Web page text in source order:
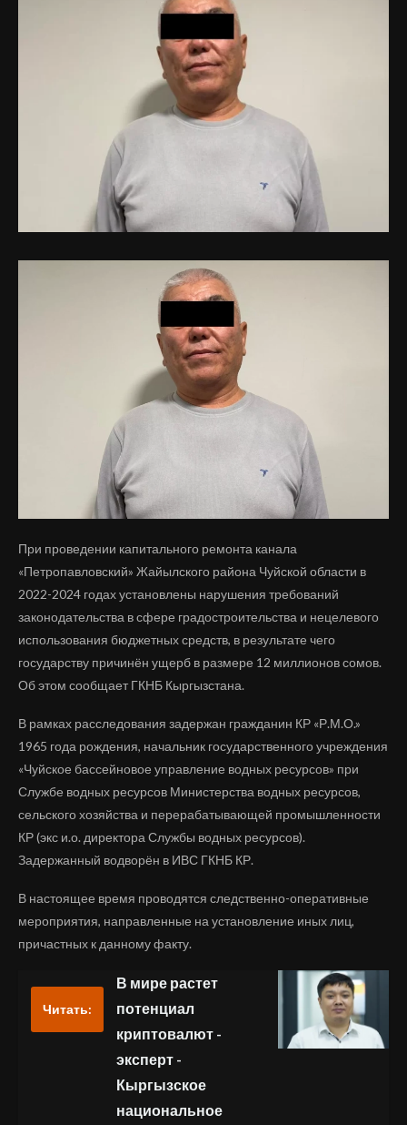
При проведении капитального ремонта канала
«Петропавловский» Жайылского района Чуйской области в
2022-2024 годах установлены нарушения требований
законодательства в сфере градостроительства и нецелевого
использования бюджетных средств, в результате чего
государству причинён ущерб в размере 12 миллионов сомов.
Об этом сообщает ГКНБ Кыргызстана.
В рамках расследования задержан гражданин КР «Р.М.О.»
1965 года рождения, начальник государственного учреждения
«Чуйское бассейновое управление водных ресурсов» при
Службе водных ресурсов Министерства водных ресурсов,
сельского хозяйства и перерабатывающей промышленности
КР (экс и.о. директора Службы водных ресурсов).
Задержанный водворён в ИВС ГКНБ КР.
В настоящее время проводятся следственно-оперативные
мероприятия, направленные на установление иных лиц,
причастных к данному факту.
Читать:
В мире растет
потенциал
криптовалют -
эксперт -
Кыргызское
национальное